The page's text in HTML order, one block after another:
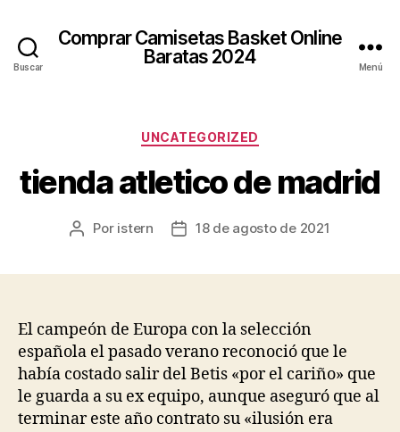
Buscar
Comprar Camisetas Basket Online
Baratas 2024
Menú
Categorías
UNCATEGORIZED
tienda atletico de madrid
Autor
Por istern
Fecha18 de agosto de 2021
El campeón de Europa con la selección
española el pasado verano reconoció que le
había costado salir del Betis «por el cariño» que
le guarda a su ex equipo, aunque aseguró que al
terminar este año contrato su «ilusión era